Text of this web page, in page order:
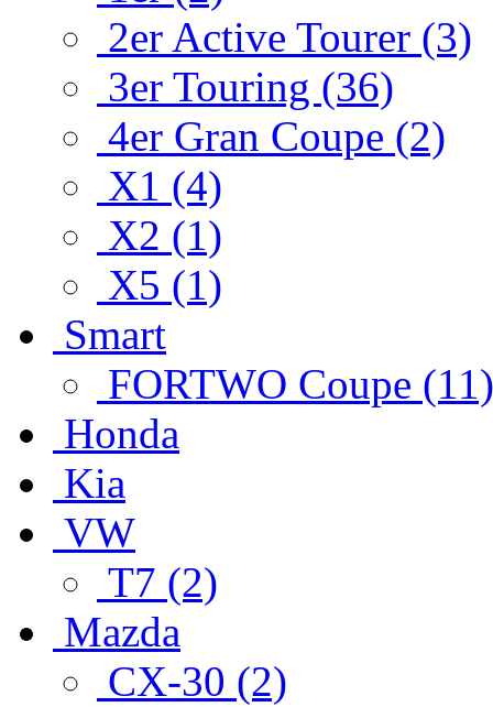
2er Active Tourer (3)
3er Touring (36)
4er Gran Coupe (2)
X1 (4)
X2 (1)
X5 (1)
Smart
FORTWO Coupe (11)
Honda
Kia
VW
T7 (2)
Mazda
CX-30 (2)